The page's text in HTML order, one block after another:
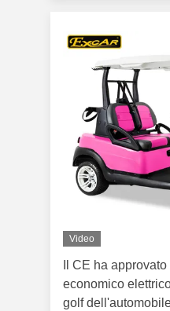
Video
Il CE ha
economico
golf